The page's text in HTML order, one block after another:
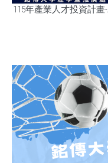
115年產業人才投資計